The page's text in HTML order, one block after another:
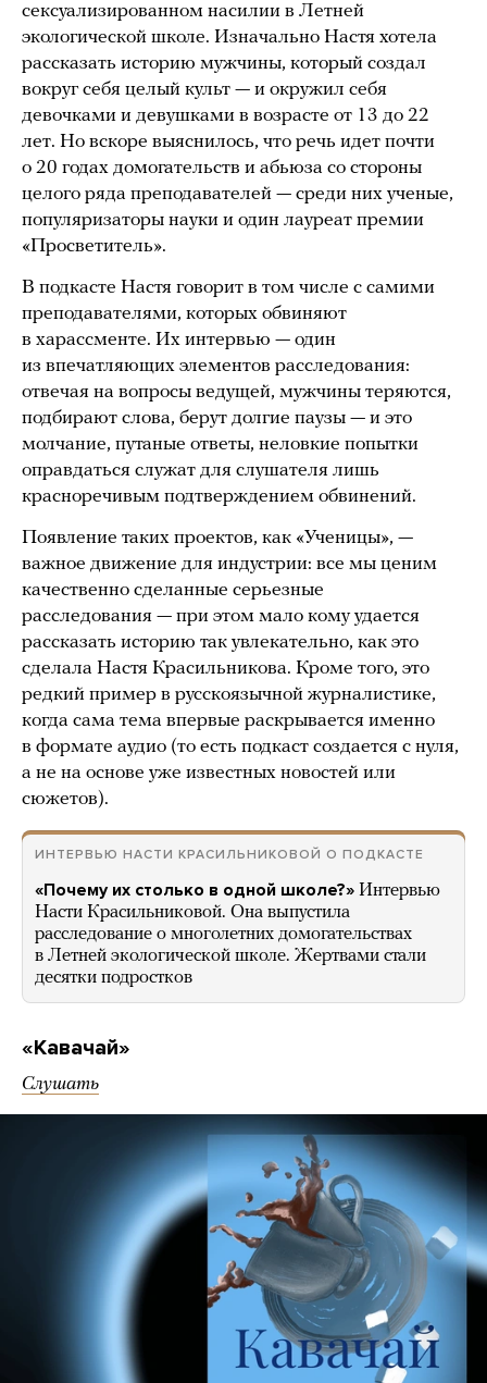
сексуализированном насилии в Летней
экологической школе. Изначально Настя хотела
рассказать историю мужчины, который создал
вокруг себя целый культ — и окружил себя
девочками и девушками в возрасте от 13 до 22
лет. Но вскоре выяснилось, что речь идет почти
о 20 годах домогательств и абьюза со стороны
целого ряда преподавателей — среди них ученые,
популяризаторы науки и один лауреат премии
«Просветитель».
В подкасте Настя говорит в том числе с самими
преподавателями, которых обвиняют
в харассменте. Их интервью — один
из впечатляющих элементов расследования:
отвечая на вопросы ведущей, мужчины теряются,
подбирают слова, берут долгие паузы — и это
молчание, путаные ответы, неловкие попытки
оправдаться служат для слушателя лишь
красноречивым подтверждением обвинений.
Появление таких проектов, как «Ученицы», —
важное движение для индустрии: все мы ценим
качественно сделанные серьезные
расследования — при этом мало кому удается
рассказать историю так увлекательно, как это
сделала Настя Красильникова. Кроме того, это
редкий пример в русскоязычной журналистике,
когда сама тема впервые раскрывается именно
в формате аудио (то есть подкаст создается с нуля,
а не на основе уже известных новостей или
сюжетов).
ИНТЕРВЬЮ НАСТИ КРАСИЛЬНИКОВОЙ О ПОДКАСТЕ
«Почему их столько в одной школе?» Интервью
Насти Красильниковой. Она выпустила
расследование о многолетних домогательствах
в Летней экологической школе. Жертвами стали
десятки подростков
«Кавачай»
Слушать